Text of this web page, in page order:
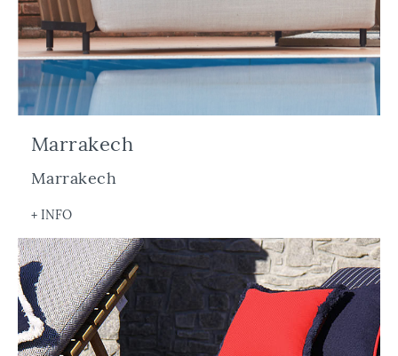
Marrakech
Marrakech
+ INFO